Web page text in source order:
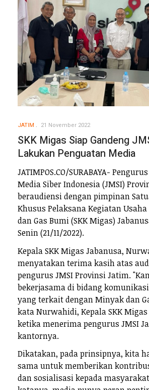
JATIM 21 November 2022
SKK Migas Siap Gandeng
Lakukan Penguatan Media
JATIMPOS.CO/SURABAYA-
Media Siber Indonesia (JMSI)
beraudiensi dengan pimpinan
Khusus Pelaksana Kegiatan
dan Gas Bumi (SKK Migas)
Senin (21/11/2022).
Kepala SKK Migas Jabanusa,
menyatakan terima kasih atas
pengurus JMSI Provinsi Jatim.
bekerjasama di bidang
yang terkait dengan Minyak dan
kata Nurwahidi, Kepala SKK
ketika menerima pengurus JMSI
kantornya.
Dikatakan, pada prinsipnya, kita
sama untuk memberikan
dan sosialisasi kepada